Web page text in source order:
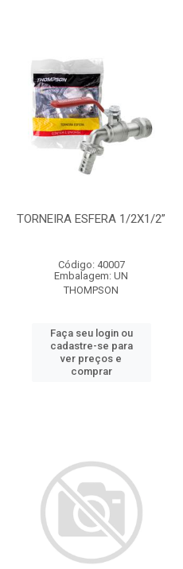
TORNEIRA ESFERA 1/2X1/2”
Código: 40007
Embalagem: UN
THOMPSON
Faça seu login ou
cadastre-se para
ver preços e
comprar